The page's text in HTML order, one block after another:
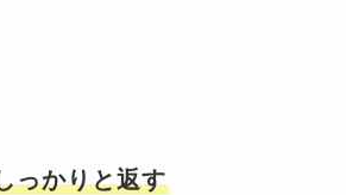
っかりと返す